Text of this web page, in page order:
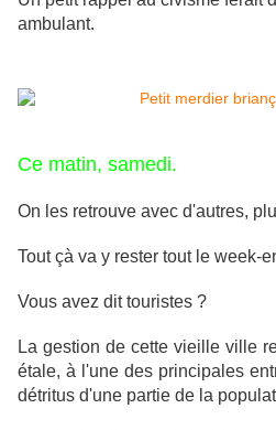
ambulant.
Ce matin, samedi.
On les retrouve avec d'autres,
Tout çà va y rester tout le week-
Vous avez dit touristes ?
La gestion de cette vieille ville
étale, à l'une des principales
détritus d'une partie de la